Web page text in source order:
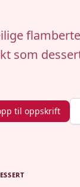
som
til oppskrift